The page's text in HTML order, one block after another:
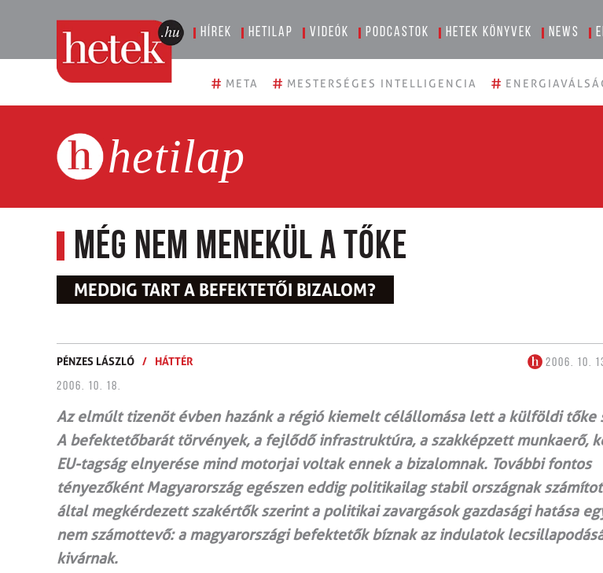
Hírek Hetilap Videók Podcastok Hetek könyvek News
# META # MESTERSÉGES INTELLIGENCIA #
hetilap
Még nem menekül a tőke
MEDDIG TART A BEFEKTETŐI BIZALOM?
PÉNZES LÁSZLÓ / HÁTTÉR
2006. 10.
2006. 10. 18.
Az elmúlt tizenöt évben hazánk a régió kiemelt célállomása lett a külföldi tőke
A befektetőbarát törvények, a fejlődő infrastruktúra, a szakképzett munkaerő,
EU-tagság elnyerése mind motorjai voltak ennek a bizalomnak. További fontos
tényezőként Magyarország egészen eddig politikailag stabil országnak
által megkérdezett szakértők szerint a politikai zavargások gazdasági hatása
nem számottevő: a magyarországi befektetők bíznak az indulatok
kivárnak.